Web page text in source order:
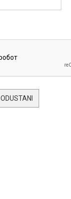
ODUSTANI